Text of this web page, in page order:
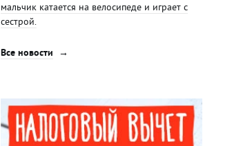
мальчик катается на велосипеде и играет с
сестрой.
Все новости